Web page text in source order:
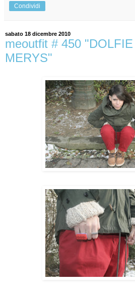
Condividi
sabato 18 dicembre 2010
meoutfit # 450
MERYS"